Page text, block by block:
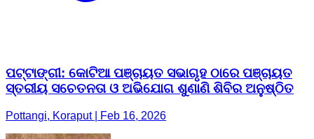
ପଟ୍ଟାଙ୍ଗୀ: କୋଟିଆ ପଞ୍ଚାୟତ ସଭାଗୃହ ଠାରେ ପଞ୍ଚାୟତ
ସ୍ତରୀୟ ସଚେତନତା ଓ ଅଭିଯୋଗ ଶୁଣାଣି ଶିବିର ଅନୁଷ୍ଠିତ
Pottangi, Koraput | Feb 16, 2026